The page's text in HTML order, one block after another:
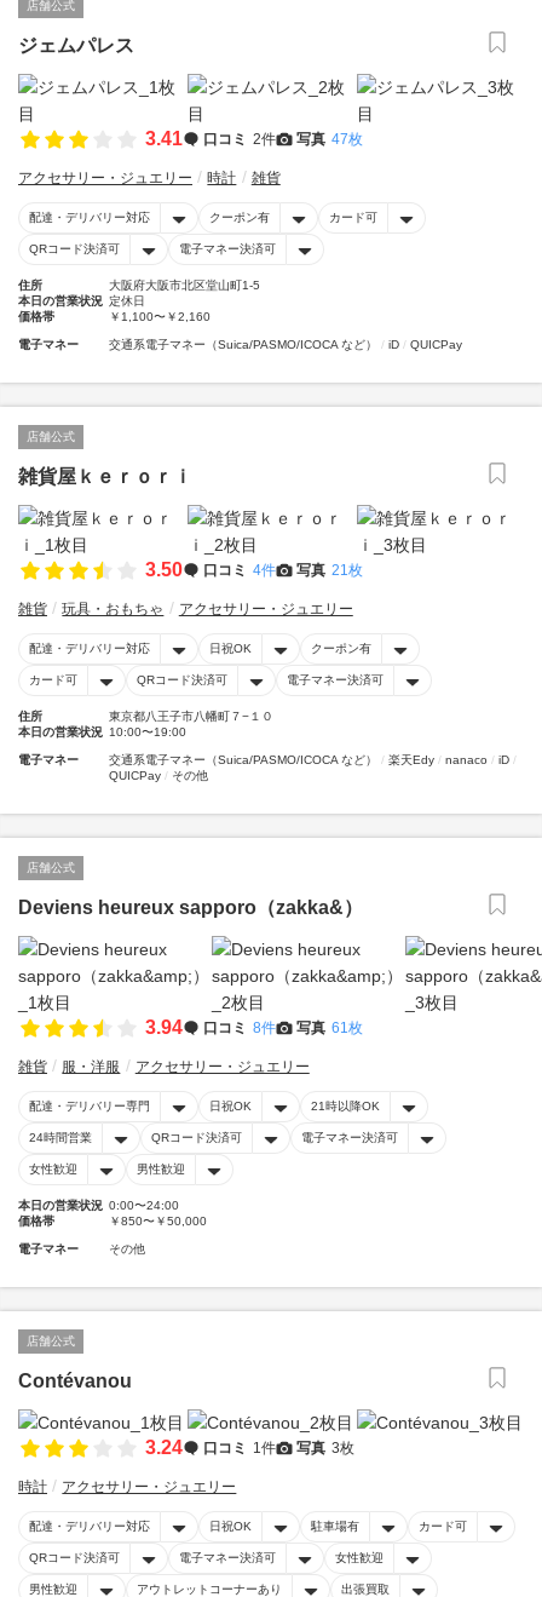
店舗公式
ジェムパレス
3.41 口コミ 2件 写真 47枚
アクセサリー・ジュエリー 時計 雑貨
配達・デリバリー対応 クーポン有 カード可
QRコード決済可 電子マネー決済可
住所
大阪府大阪市北区堂山町1-5
本日の営業状況 定休日
価格帯
￥1,100〜￥2,160
電子マネー 交通系電子マネー（Suica/PASMO/ICOCA など） iD QUICPay
店舗公式
雑貨屋ｋｅｒｏｒｉ
3.50 口コミ 4件 写真 21枚
雑貨 玩具・おもちゃ アクセサリー・ジュエリー
配達・デリバリー対応 日祝OK クーポン有
カード可 QRコード決済可 電子マネー決済可
住所
東京都八王子市八幡町７−１０
本日の営業状況 10:00〜19:00
電子マネー 交通系電子マネー（Suica/PASMO/ICOCA など） 楽天Edy nanaco
iD
QUICPay
その他
店舗公式
Deviens heureux sapporo（zakka&）
3.94 口コミ 8件 写真 61枚
雑貨 服・洋服 アクセサリー・ジュエリー
配達・デリバリー専門 日祝OK 21時以降OK
24時間営業 QRコード決済可 電子マネー決済可
女性歓迎 男性歓迎
本日の営業状況 0:00〜24:00
価格帯
￥850〜￥50,000
電子マネー その他
店舗公式
Contévanou
3.24 口コミ 1件 写真 3枚
時計 アクセサリー・ジュエリー
配達・デリバリー対応 日祝OK 駐車場有 カード可
QRコード決済可 電子マネー決済可 女性歓迎
男性歓迎 アウトレットコーナーあり 出張買取